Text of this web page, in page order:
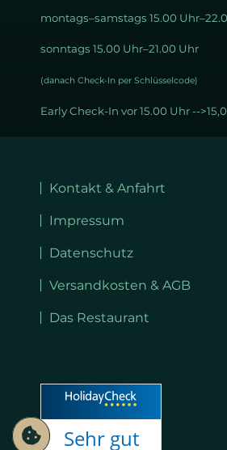
montags–samstags 15.00
sonntags 15.00 Uhr–21.00 Uhr
(danach Check-In per Schlüsselcode)
Early Check-In vor 15.00 Uhr --
überspringen
Kontakt & Anfahrt
Impressum
Datenschutz
Versandkosten & AGB
Das Restaurant
Sehr gut